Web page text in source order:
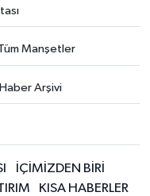
Manşetler
Haber Arşivi
İÇİMİZDEN BİRİ
KISA HABERLER